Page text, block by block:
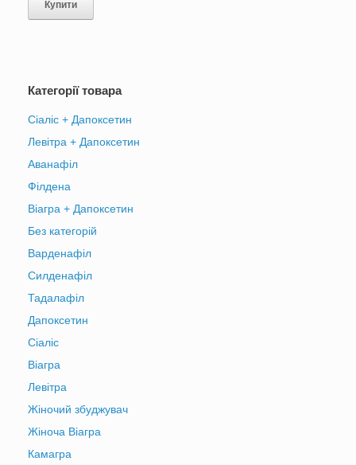
Купити
Категорії товара
Сіаліс + Дапоксетин
Левітра + Дапоксетин
Аванафіл
Філдена
Віагра + Дапоксетин
Без категорій
Варденафіл
Силденафіл
Тадалафіл
Дапоксетин
Сіаліс
Віагра
Левітра
Жіночий збуджувач
Жіноча Віагра
Камагра